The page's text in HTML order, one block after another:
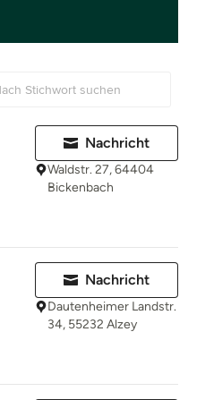
Nachricht
Waldstr. 27, 64404
Bickenbach
Nachricht
Dautenheimer Landstr.
34, 55232 Alzey